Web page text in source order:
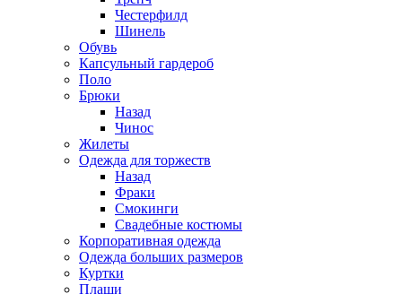
Честерфилд
Шинель
Обувь
Капсульный гардероб
Поло
Брюки
Назад
Чинос
Жилеты
Одежда для торжеств
Назад
Фраки
Смокинги
Свадебные костюмы
Корпоративная одежда
Одежда больших размеров
Куртки
Плащи